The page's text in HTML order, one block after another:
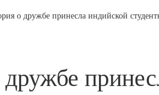
о дружбе принесла индийской